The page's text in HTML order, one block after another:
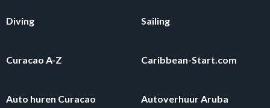
Diving Sailing
Curacao A-Z Caribbean-Start.com
Auto huren Curacao Autoverhuur Aruba